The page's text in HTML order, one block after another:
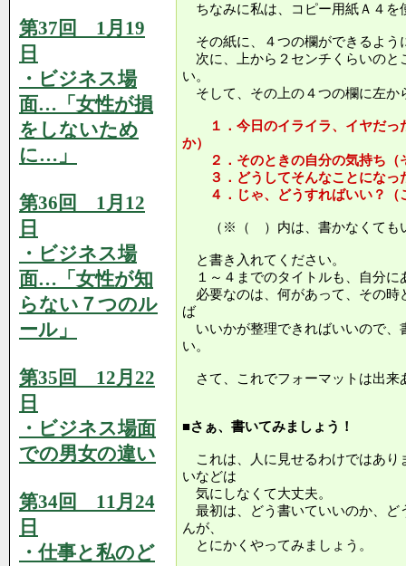
第37回 1月19
日
・ビジネス場
面…「女性が損
をしないため
に…」
第36回 1月12
日
・ビジネス場
面…「女性が知
らない７つのル
ール」
第35回 12月22
日
・ビジネス場面
での男女の違い
第34回 11月24
日
・仕事と私のど
ちなみに私は、コピー用紙Ａ４を
その紙に、４つの欄ができるよう
次に、上から２センチくらいのと
い。
そして、その上の４つの欄に左か
１．今日のイライラ、イヤだっ
か）
２．そのときの自分の気持ち（
３．どうしてそんなことになっ
４．じゃ、どうすればいい？（
（※（ ）内は、書かなくても
と書き入れてください。
１～４までのタイトルも、自分に
必要なのは、何があって、その時
ば
いいかが整理できればいいので、
い。
さて、これでフォーマットは出来
■さぁ、書いてみましょう！
これは、人に見せるわけではあり
いなどは
気にしなくて大丈夫。
最初は、どう書いていいのか、ど
んが、
とにかくやってみましょう。